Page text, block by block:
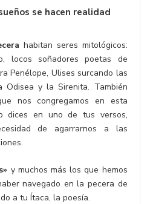
se hacen realidad
habitan seres mitológicos:
locos soñadores poetas de
Penélope, Ulises surcando las
Odisea y la Sirenita. También
nos congregamos en esta
dices en uno de tus versos,
de agarrarnos a las
y muchos más los que hemos
navegado en la pecera de
a tu Ítaca, la poesía.